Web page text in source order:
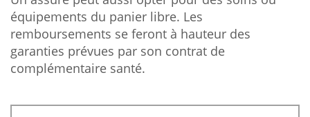
équipements du panier libre. Les
remboursements se feront à hauteur des
garanties prévues par son contrat de
complémentaire santé.